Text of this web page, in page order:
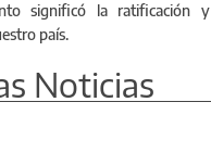
significó la ratificación
país.
Noticias